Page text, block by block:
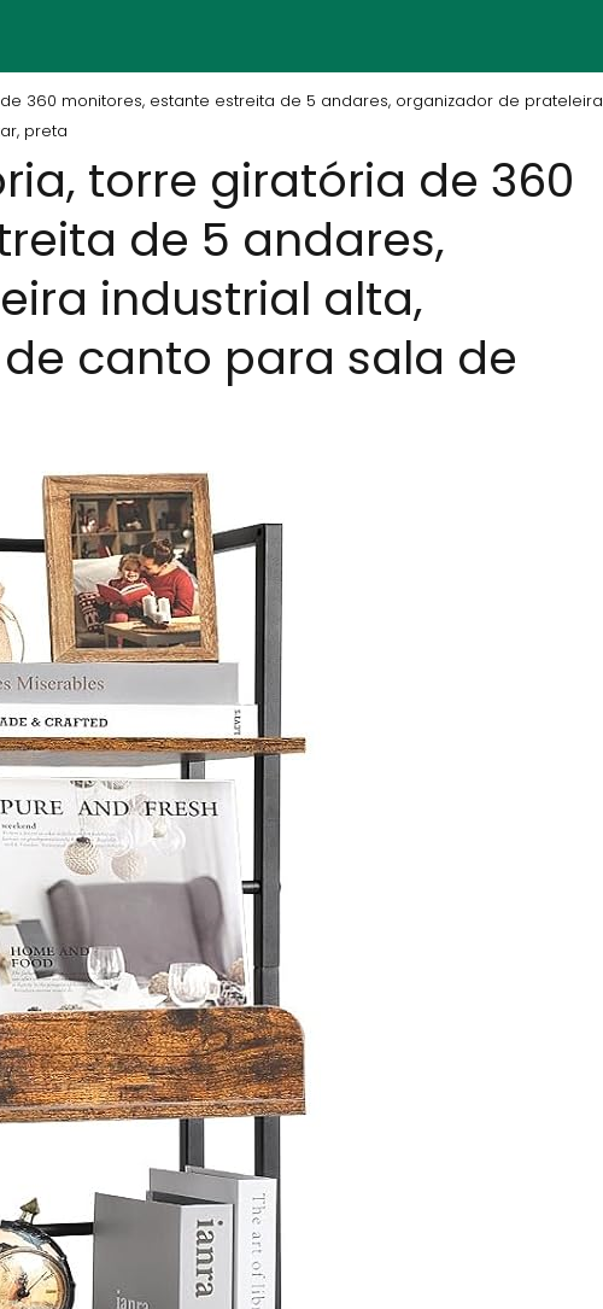
360 monitores, estante estreita de 5 andares, organizador de prateleira
preta
torre giratória de 360
de 5 andares,
industrial alta,
canto para sala de